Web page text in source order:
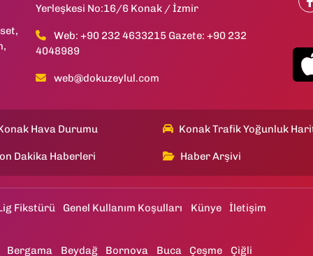
Yerleşkesi No:16/6 Konak / İzmir
Web: +90 232 4633215 Gazete: +90 232
4048989
web@dokuzeylul.com
Hava Durumu Konak Trafik Yoğunluk
Dakika Haberleri Haber Arşivi
Fikstürü Genel Kullanım Koşulları Künye İletişim
Bergama Beydağ Bornova Buca Çeşme Çiğli